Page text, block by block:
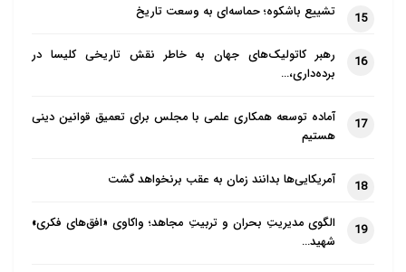
15 تشییع باشکوه؛ حماسه‌ای به وسعت تاریخ
16
رهبر کاتولیک‌های جهان به خاطر نقش تاریخی کلیسا در
برده‌داری،…
17
آماده توسعه همکاری علمی با مجلس برای تعمیق قوانین دینی
هستیم
18 آمریکایی‌ها بدانند زمان به عقب برنخواهد گشت
19
الگوی مدیریتِ بحران و تربیتِ مجاهد؛ واکاوی «افق‌های فکری»
شهید…